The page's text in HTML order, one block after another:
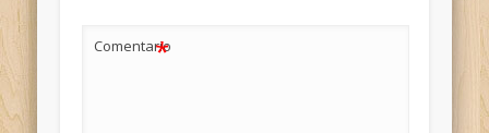
Comentario
*